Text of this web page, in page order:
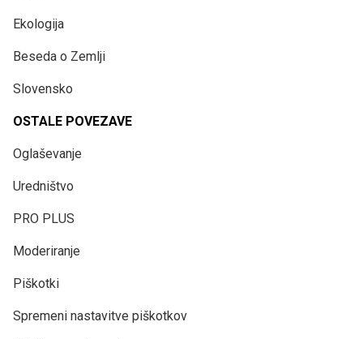
Ekologija
Beseda o Zemlji
Slovensko
OSTALE POVEZAVE
Oglaševanje
Uredništvo
PRO PLUS
Moderiranje
Piškotki
Spremeni nastavitve piškotkov